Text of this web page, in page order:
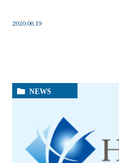
2020.06.19
NEWS